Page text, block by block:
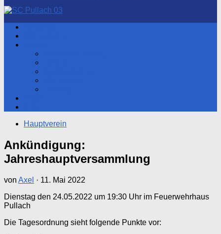
Hauptverein
Ankündigung:
Jahreshauptversammlung
von Axel · 11. Mai 2022
Dienstag den 24.05.2022 um 19:30 Uhr im Feuerwehrhaus
Pullach
Die Tagesordnung sieht folgende Punkte vor: